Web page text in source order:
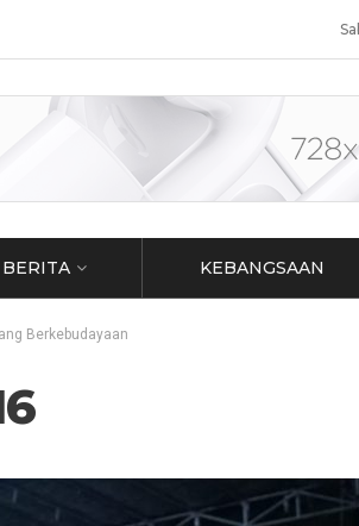
BERITA KEBANGSAAN
Berkebudayaan